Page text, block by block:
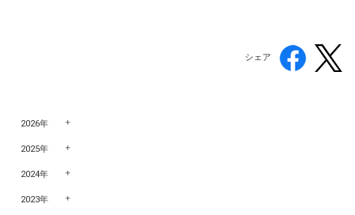
シェア
2026年
2025年
2024年
2023年